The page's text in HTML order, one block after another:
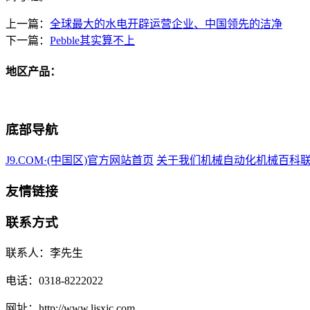
上一篇： 全球最大的水电开辟运营企业、中国领先的洁净
下一篇： Pebble其实算不上
地区产品：
底部导航
J9.COM·(中国区)官方网站首页 关于我们 机械自动化机械百科
友情链接
联系方式
联系人：李先生
电话：0318-8222022